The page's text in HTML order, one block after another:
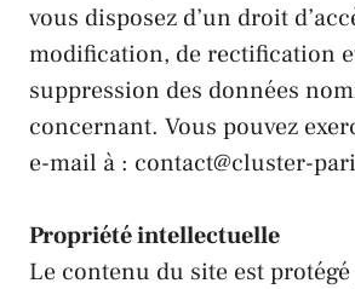
vous disposez d’un droit
modification, de rectification
suppression des données
concernant. Vous pouvez
e-mail à : contact@cluster-
Propriété intellectuelle
Le contenu du site est